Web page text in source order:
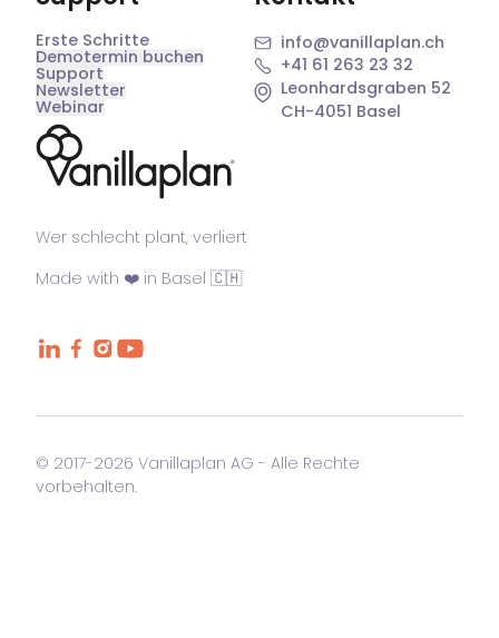
®
Wer schlecht plant, verliert
Made with ❤️ in Basel 🇨🇭
Erste Schritte
Demotermin buchen
Support
Newsletter
Webinar
info@vanillaplan.ch
+41 61 263 23 32
Leonhardsgraben 52
CH-4051 Basel
© 2017-2026 Vanillaplan AG - Alle Rechte
vorbehalten.